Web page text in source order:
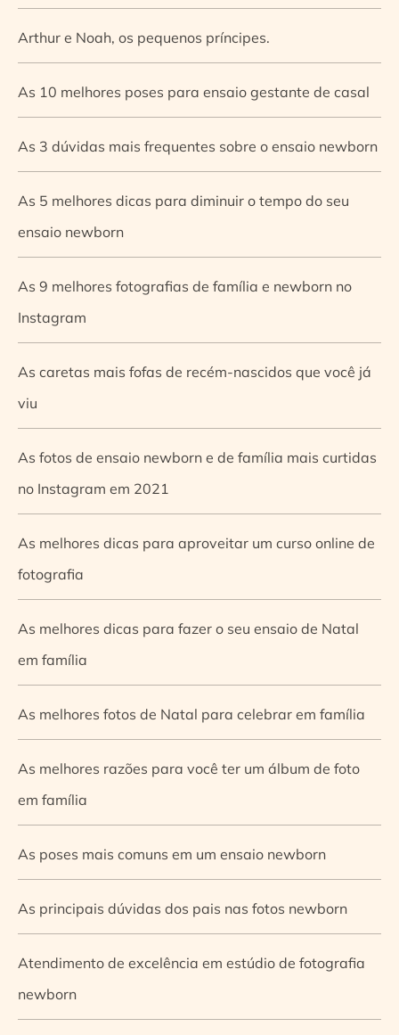
Arthur e Noah, os pequenos príncipes.
As 10 melhores poses para ensaio gestante de casal
As 3 dúvidas mais frequentes sobre o ensaio newborn
As 5 melhores dicas para diminuir o tempo do seu
ensaio newborn
As 9 melhores fotografias de família e newborn no
Instagram
As caretas mais fofas de recém-nascidos que você já
viu
As fotos de ensaio newborn e de família mais curtidas
no Instagram em 2021
As melhores dicas para aproveitar um curso online de
fotografia
As melhores dicas para fazer o seu ensaio de Natal
em família
As melhores fotos de Natal para celebrar em família
As melhores razões para você ter um álbum de foto
em família
As poses mais comuns em um ensaio newborn
As principais dúvidas dos pais nas fotos newborn
Atendimento de excelência em estúdio de fotografia
newborn